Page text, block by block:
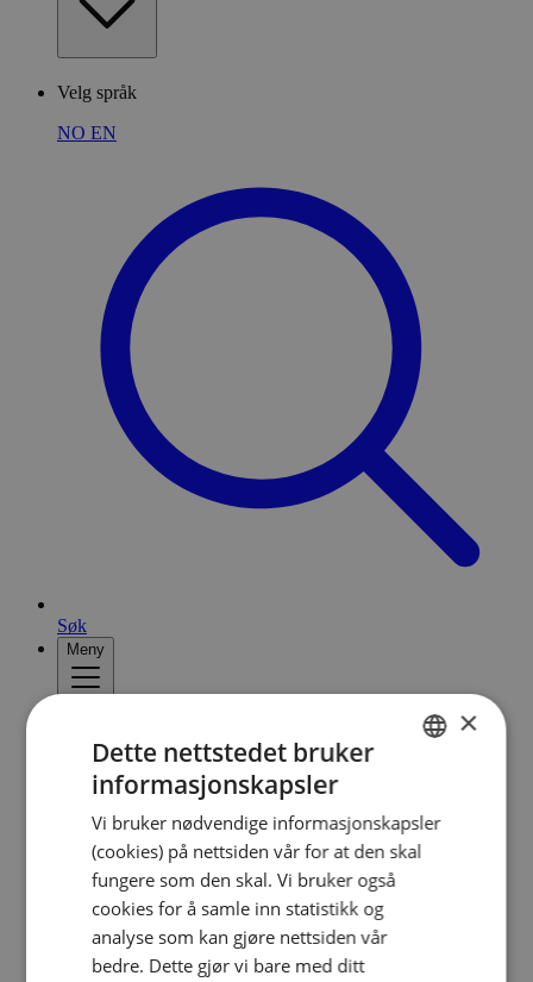
Velg språk
NO EN
Søk
Meny
ENGLISH
×
Dette nettstedet bruker
informasjonskapsler
Vi bruker nødvendige informasjonskapsler
(cookies) på nettsiden vår for at den skal
fungere som den skal. Vi bruker også
cookies for å samle inn statistikk og
analyse som kan gjøre nettsiden vår
bedre. Dette gjør vi bare med ditt